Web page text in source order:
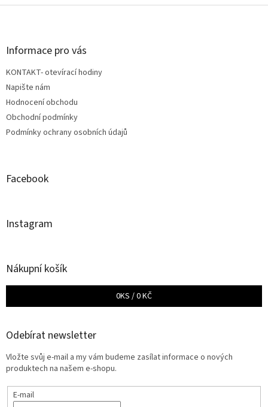
Z
Informace pro vás
KONTAKT- otevírací hodiny
Napište nám
Hodnocení obchodu
Obchodní podmínky
Podmínky ochrany osobních údajů
Facebook
Instagram
Nákupní košík
0KS /0 KČ
Odebírat newsletter
Vložte svůj e-mail a my vám budeme zasílat informace o nových
produktech na našem e-shopu.
E-mail